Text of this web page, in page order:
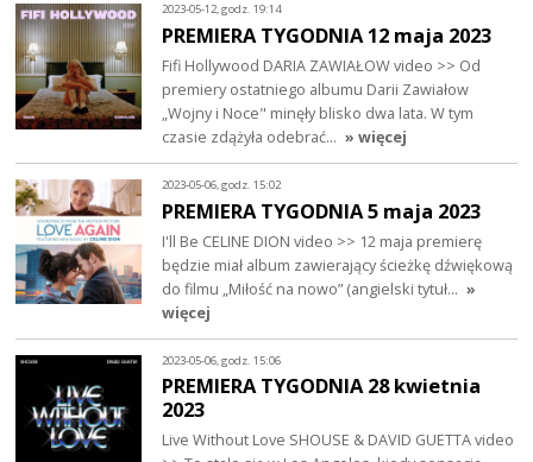
2023-05-12, godz. 19:14
PREMIERA TYGODNIA 12 maja 2023
Fifi Hollywood DARIA ZAWIAŁOW video >> Od
premiery ostatniego albumu Darii Zawiałow
„Wojny i Noce" minęły blisko dwa lata. W tym
czasie zdążyła odebrać… » więcej
2023-05-06, godz. 15:02
PREMIERA TYGODNIA 5 maja 2023
I'll Be CELINE DION video >> 12 maja premierę
będzie miał album zawierający ścieżkę dźwiękową
do filmu „Miłość na nowo” (angielski tytuł… »
więcej
2023-05-06, godz. 15:06
PREMIERA TYGODNIA 28 kwietnia
2023
Live Without Love SHOUSE & DAVID GUETTA video